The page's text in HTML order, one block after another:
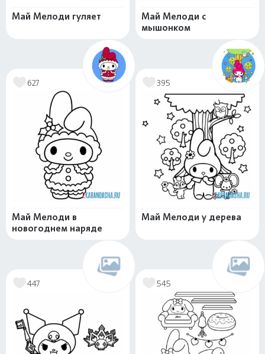
Май Мелоди гуляет
Май Мелоди с
мышонком
627
Май Мелоди в
новогоднем наряде
395
Май Мелоди у дерева
447 545